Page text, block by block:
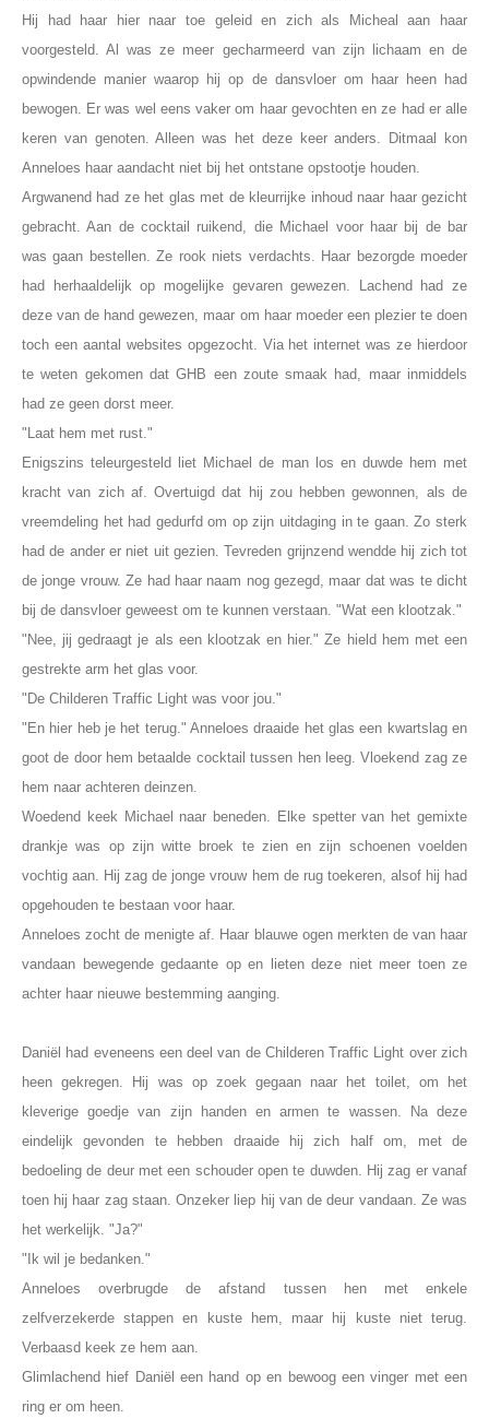
Hij had haar hier naar toe geleid en zich als Micheal aan haar
voorgesteld. Al was ze meer gecharmeerd van zijn lichaam en de
opwindende manier waarop hij op de dansvloer om haar heen had
bewogen. Er was wel eens vaker om haar gevochten en ze had er alle
keren van genoten. Alleen was het deze keer anders. Ditmaal kon
Anneloes haar aandacht niet bij het ontstane opstootje houden.
Argwanend had ze het glas met de kleurrijke inhoud naar haar gezicht
gebracht. Aan de cocktail ruikend, die Michael voor haar bij de bar
was gaan bestellen. Ze rook niets verdachts. Haar bezorgde moeder
had herhaaldelijk op mogelijke gevaren gewezen. Lachend had ze
deze van de hand gewezen, maar om haar moeder een plezier te doen
toch een aantal websites opgezocht. Via het internet was ze hierdoor
te weten gekomen dat GHB een zoute smaak had, maar inmiddels
had ze geen dorst meer.
"Laat hem met rust."
Enigszins teleurgesteld liet Michael de man los en duwde hem met
kracht van zich af. Overtuigd dat hij zou hebben gewonnen, als de
vreemdeling het had gedurfd om op zijn uitdaging in te gaan. Zo sterk
had de ander er niet uit gezien. Tevreden grijnzend wendde hij zich tot
de jonge vrouw. Ze had haar naam nog gezegd, maar dat was te dicht
bij de dansvloer geweest om te kunnen verstaan. "Wat een klootzak."
"Nee, jij gedraagt je als een klootzak en hier." Ze hield hem met een
gestrekte arm het glas voor.
"De Childeren Traffic Light was voor jou."
"En hier heb je het terug." Anneloes draaide het glas een kwartslag en
goot de door hem betaalde cocktail tussen hen leeg. Vloekend zag ze
hem naar achteren deinzen.
Woedend keek Michael naar beneden. Elke spetter van het gemixte
drankje was op zijn witte broek te zien en zijn schoenen voelden
vochtig aan. Hij zag de jonge vrouw hem de rug toekeren, alsof hij had
opgehouden te bestaan voor haar.
Anneloes zocht de menigte af. Haar blauwe ogen merkten de van haar
vandaan bewegende gedaante op en lieten deze niet meer toen ze
achter haar nieuwe bestemming aanging.
Daniël had eveneens een deel van de Childeren Traffic Light over zich
heen gekregen. Hij was op zoek gegaan naar het toilet, om het
kleverige goedje van zijn handen en armen te wassen. Na deze
eindelijk gevonden te hebben draaide hij zich half om, met de
bedoeling de deur met een schouder open te duwden. Hij zag er vanaf
toen hij haar zag staan. Onzeker liep hij van de deur vandaan. Ze was
het werkelijk. "Ja?"
"Ik wil je bedanken."
Anneloes overbrugde de afstand tussen hen met enkele
zelfverzekerde stappen en kuste hem, maar hij kuste niet terug.
Verbaasd keek ze hem aan.
Glimlachend hief Daniël een hand op en bewoog een vinger met een
ring er om heen.